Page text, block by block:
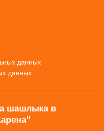
данных
данных
шашлыка в